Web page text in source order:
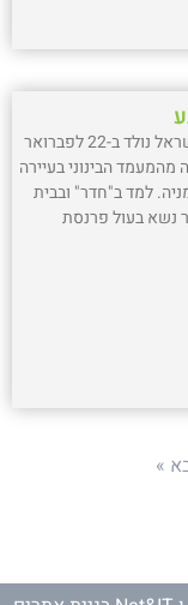
ישראל ברנע ישראל נולד ב-22 לפברואר
מהמעמד הבינוני בעיירה
למד ב"חדר" ובבית
נשא בעול פרנסת
»